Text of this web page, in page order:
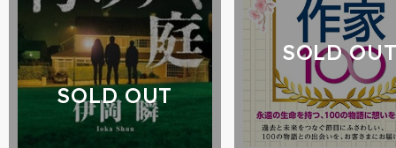
SOLD OUT
SOLD